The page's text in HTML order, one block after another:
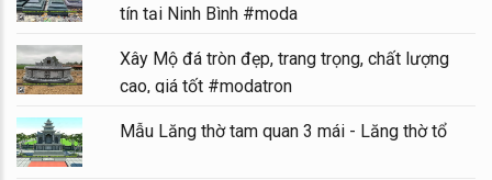
tín tại Ninh Bình #moda
Xây Mộ đá tròn đẹp, trang trọng, chất lượng
cao, giá tốt #modatron
Mẫu Lăng thờ tam quan 3 mái - Lăng thờ tổ